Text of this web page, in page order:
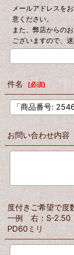
メールアドレスを
意ください。
また、弊店からの
ございますので、
件名 [必須]
お問い合わせ内容
度付きご希望で
一例 右：S-
PD60ミリ